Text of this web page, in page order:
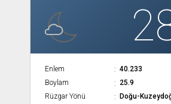
Enlem
40.233
Boylam
25.9
Rüzgar Yönü
Doğu-